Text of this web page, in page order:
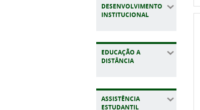
DESENVOLVIMENTO
INSTITUCIONAL
EDUCAÇÃO A
DISTÂNCIA
ASSISTÊNCIA
ESTUDANTIL